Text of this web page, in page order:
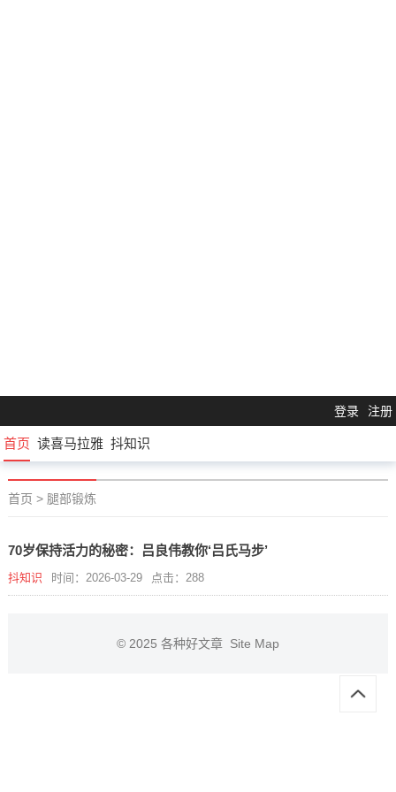
登录 注册
首页 读喜马拉雅 抖知识
首页 > 腿部锻炼
70岁保持活力的秘密：吕良伟教你‘吕氏马步’
抖知识 时间：2026-03-29 点击：288
© 2025 各种好文章 Site Map